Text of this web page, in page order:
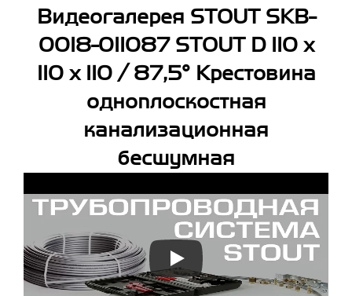
Видеогалерея STOUT SKB-
0018-011087 STOUT D 110 х
110 х 110 / 87,5° Крестовина
одноплоскостная
канализационная
бесшумная